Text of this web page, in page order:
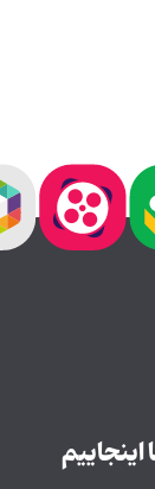
اینجاییم